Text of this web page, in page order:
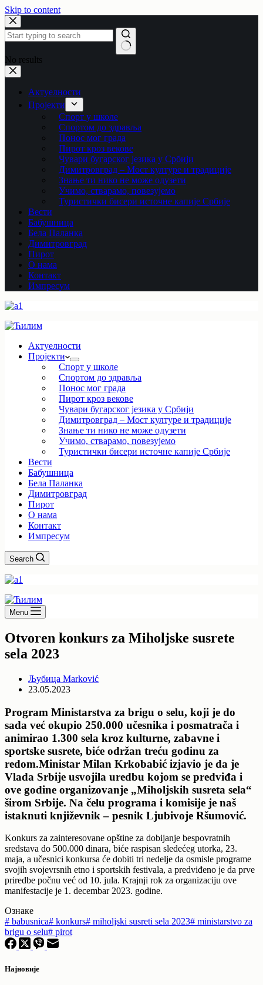
Skip to content
No results
Актуелности
Пројекти
Спорт у школе
Спортом до здравља
Понос мог града
Пирот кроз векове
Чувари бугарског језика у Србији
Димитровград – Мост културе и традиције
Знање ти нико не може одузети
Учимо, стварамо, повезујемо
Туристички бисери источне капије Србије
Вести
Бабушница
Бела Паланка
Димитровград
Пирот
О нама
Контакт
Импресум
Актуелности
Пројекти
Спорт у школе
Спортом до здравља
Понос мог града
Пирот кроз векове
Чувари бугарског језика у Србији
Димитровград – Мост културе и традиције
Знање ти нико не може одузети
Учимо, стварамо, повезујемо
Туристички бисери источне капије Србије
Вести
Бабушница
Бела Паланка
Димитровград
Пирот
О нама
Контакт
Импресум
Search
Menu
Otvoren konkurs za Miholjske susrete
sela 2023
Љубица Marković
23.05.2023
Program Ministarstva za brigu o selu, koji je do
sada već okupio 250.000 učesnika i posmatrača i
animirao 1.300 sela kroz kulturne, zabavne i
sportske susrete, biće održan treću godinu za
redom.Ministar Milan Krkobabić izjavio je da je
Vlada Srbije usvojila uredbu kojom se predviđa i
ove godine organizovanje „Miholjskih susreta sela“
širom Srbije. Na čelu programa i komisije je naš
istaknuti književnik – pesnik Ljubivoje Ršumović.
Konkurs za zainteresovane opštine za dobijanje bespovratnih
sredstava do 500.000 dinara, biće raspisan sledećeg utorka, 23.
maja, a učesnici konkursa će dobiti tri nedelje da osmisle programe
svojih svojevrsnih etno i sportskih festivala, a predviđeno je da prve
priredbe počnu već od 10. jula. Krajnji rok za organizaciju ove
manifestacije je 1. decembar 2023. godine.
Ознаке
# babusnica# konkurs# miholjski susreti sela 2023# ministarstvo za
brigu o selu# pirot
Најновије